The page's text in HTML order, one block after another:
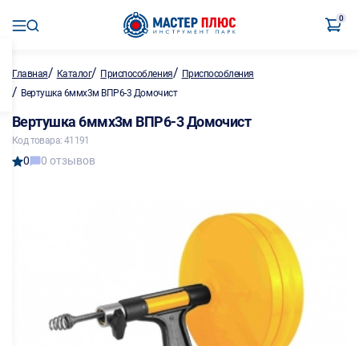
0
Главная/ Каталог/ Приспособления/ Приспособления
/ Вертушка 6ммх3м ВПР6-3 Домочист
Вертушка 6ммх3м ВПР6-3 Домочист
Код товара: 41191
0 0 отзывов